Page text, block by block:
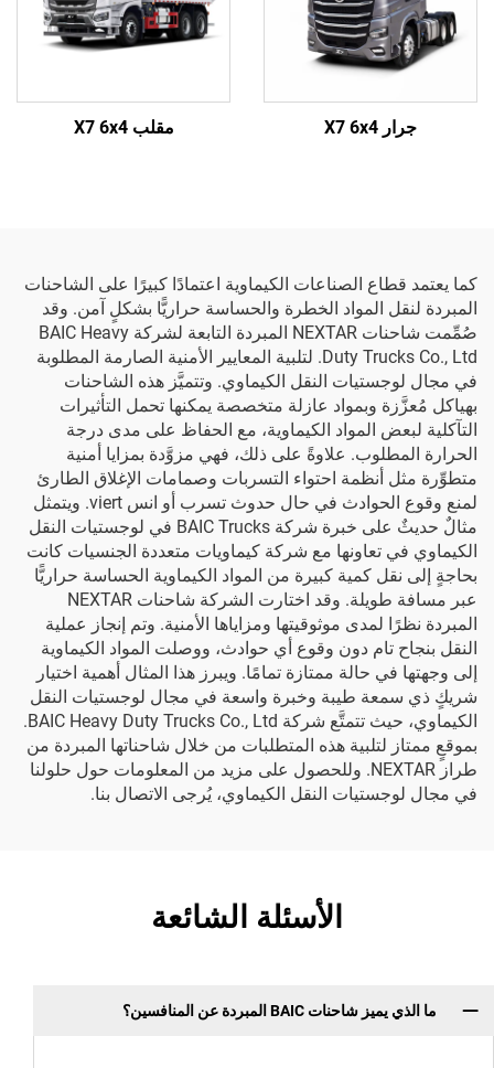
جرار X7 6x4 مقلب X7 6x4
كما يعتمد قطاع الصناعات الكيماوية اعتمادًا كبيرًا على الشاحنات
المبردة لنقل المواد الخطرة والحساسة حراريًّا بشكلٍ آمن. وقد
صُمِّمت شاحنات NEXTAR المبردة التابعة لشركة BAIC Heavy
Duty Trucks Co., Ltd. لتلبية المعايير الأمنية الصارمة المطلوبة
في مجال لوجستيات النقل الكيماوي. وتتميَّز هذه الشاحنات
بهياكل مُعزَّزة وبمواد عازلة متخصصة يمكنها تحمل التأثيرات
التآكلية لبعض المواد الكيماوية، مع الحفاظ على مدى درجة
الحرارة المطلوب. علاوةً على ذلك، فهي مزوَّدة بمزايا أمنية
متطوِّرة مثل أنظمة احتواء التسربات وصمامات الإغلاق الطارئ
لمنع وقوع الحوادث في حال حدوث تسرب أو انس viert. ويتمثل
مثالٌ حديثٌ على خبرة شركة BAIC Trucks في لوجستيات النقل
الكيماوي في تعاونها مع شركة كيماويات متعددة الجنسيات كانت
بحاجةٍ إلى نقل كمية كبيرة من المواد الكيماوية الحساسة حراريًّا
عبر مسافة طويلة. وقد اختارت الشركة شاحنات NEXTAR
المبردة نظرًا لمدى موثوقيتها ومزاياها الأمنية. وتم إنجاز عملية
النقل بنجاح تام دون وقوع أي حوادث، ووصلت المواد الكيماوية
إلى وجهتها في حالة ممتازة تمامًا. ويبرز هذا المثال أهمية اختيار
شريكٍ ذي سمعة طيبة وخبرة واسعة في مجال لوجستيات النقل
الكيماوي، حيث تتمتَّع شركة BAIC Heavy Duty Trucks Co., Ltd.
بموقعٍ ممتاز لتلبية هذه المتطلبات من خلال شاحناتها المبردة من
طراز NEXTAR. وللحصول على مزيد من المعلومات حول حلولنا
في مجال لوجستيات النقل الكيماوي، يُرجى الاتصال بنا.
الأسئلة الشائعة
ما الذي يميز شاحنات BAIC المبردة عن المنافسين؟